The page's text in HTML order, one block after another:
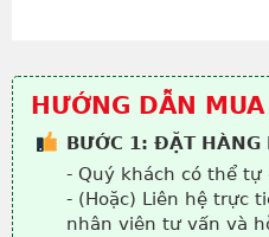
HƯỚNG DẪN
BƯỚC 1: ĐẶT HÀNG
- Quý khách có thể
- (Hoặc) Liên hệ trực
nhân viên tư vấn và